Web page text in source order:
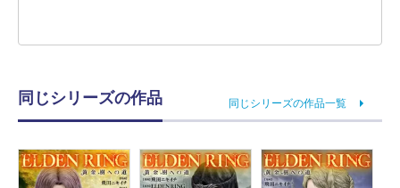
同じシリーズの作品 同じシリーズの作品一覧